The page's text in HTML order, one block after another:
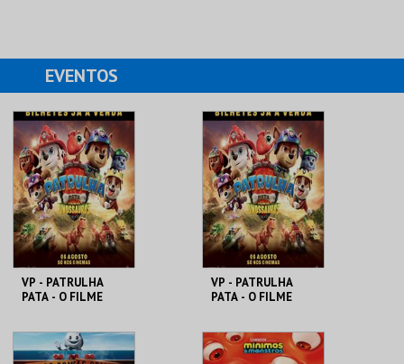
EVENTOS
VP - PATRULHA
PATA - O FILME
CINEMAS CINEMAX
PENAFIEL
VP - PATRULHA
PATA - O FILME
CINEMAS CINEMAX
PENAFIEL